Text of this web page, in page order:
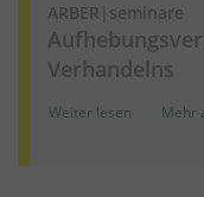
ARBER|seminare
Verhandelns
Weiter lesen Mehr